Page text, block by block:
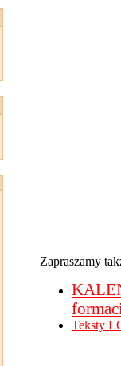
Zapraszamy
Teksty